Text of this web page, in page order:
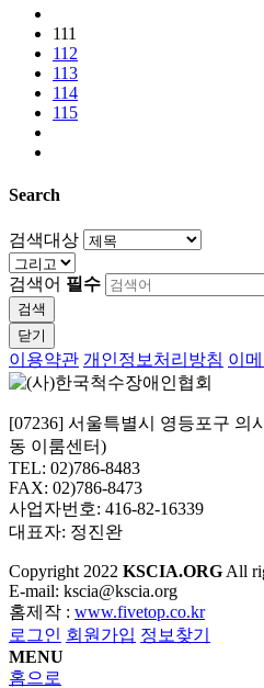
111
112
113
114
115
Search
검색대상
검색어 필수
검색
닫기
이용약관 개인정보처리방침 이
[07236] 서울특별시 영등포구 의
동 이룸센터)
TEL: 02)786-8483
FAX: 02)786-8473
사업자번호: 416-82-16339
대표자: 정진완
Copyright 2022 KSCIA.ORG All
E-mail: kscia@kscia.org
홈제작 : www.fivetop.co.kr
로그인 회원가입 정보찾기
MENU
홈으로